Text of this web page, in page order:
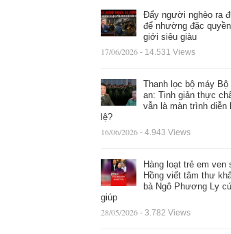
Đẩy người nghèo ra
để nhường đặc
giới siêu giàu
17/06/2026 - 14.531 Views
Thanh lọc bộ máy Bộ
an: Tinh giản thực
vẫn là màn trình diễn
lệ?
16/06/2026 - 4.943 Views
Hàng loạt trẻ em ven
Hồng viết tâm thư
bà Ngô Phương Ly
giúp
28/05/2026 - 3.782 Views